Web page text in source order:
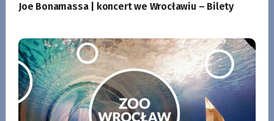
Joe Bonamassa | koncert we Wrocławiu – Bilety